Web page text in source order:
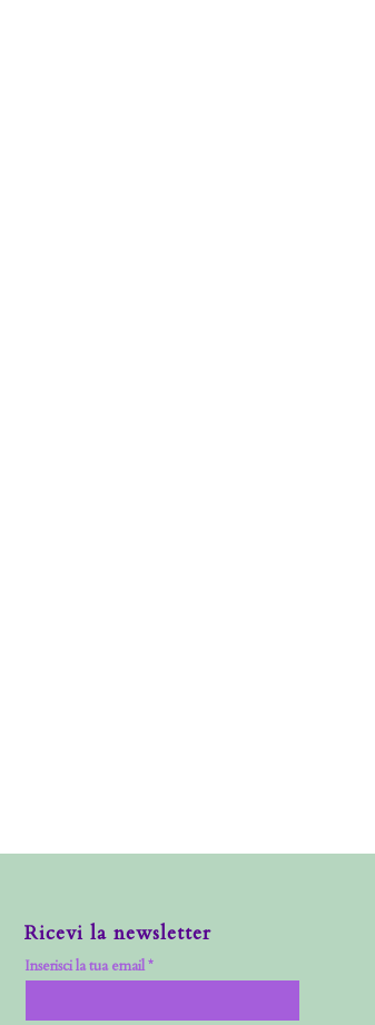
Ricevi la newsletter
Inserisci la tua email *